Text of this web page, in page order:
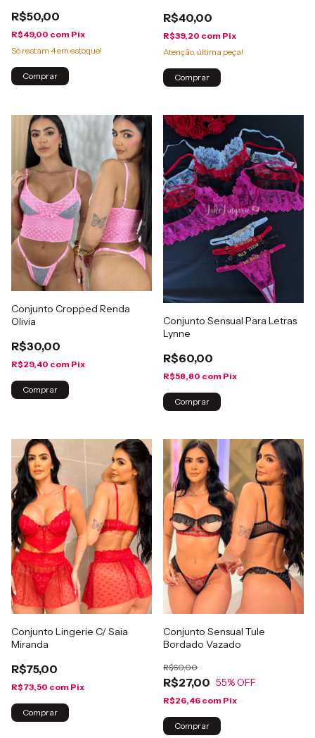
R$50,00
R$49,00 com Pix
Só restam 4em estoque!
Comprar
R$40,00
R$39,20 com Pix
Atenção, última peça!
Comprar
Conjunto Cropped Renda
Olivia
R$30,00
R$29,40 com Pix
Comprar
Conjunto Sensual Para Letras
Lynne
R$60,00
R$58,80 com Pix
Comprar
Conjunto Lingerie C/ Saia
Miranda
R$75,00
R$73,50 com Pix
Comprar
Conjunto Sensual Tule
Bordado Vazado
R$27,00
R$60,00
55% OFF
R$26,46 com Pix
Comprar